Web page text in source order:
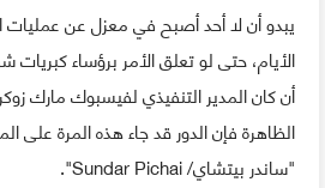
يبدو أن لا أحد أصبح في معزل عن عمليات
الأيام، حتى لو تعلق الأمر برؤساء
أن كان المدير التنفيذي لفيسبوك مارك
الظاهرة فإن الدور قد جاء هذه المرة على
"ساندر بيتشاي/ Sundar Pichai".